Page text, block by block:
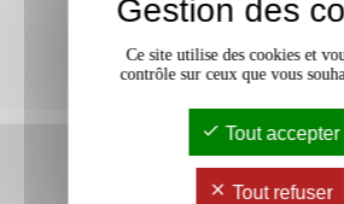
Gestion des
Ce site utilise des cookies et
contrôle sur ceux que vous
Tout accepter
Tout refuser